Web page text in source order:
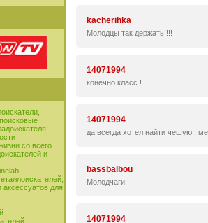
со всего
и
аксессуатов для
kacherihka
Молодцы так держать!!!!
14071994
конечно класс !
14071994
да всегда хотел найти чешую .
bassbalbou
Молодчаги!
14071994